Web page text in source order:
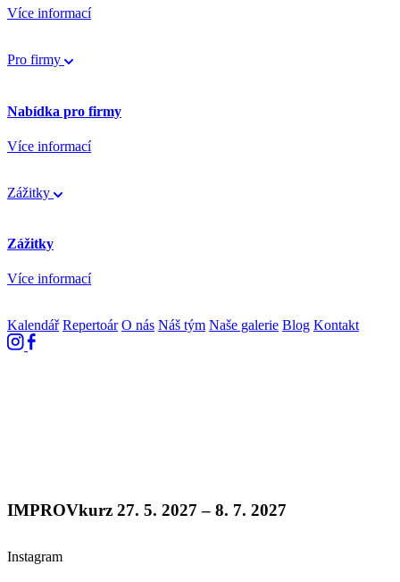
Více informací
Pro firmy
Nabídka pro firmy
Více informací
Zážitky
Zážitky
Více informací
Kalendář Repertoár O nás Náš tým Naše galerie Blog Kontakt
IMPROVkurz 27. 5. 2027 – 8. 7. 2027
Instagram